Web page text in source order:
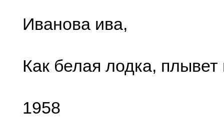
Иванова ива,
Как белая лодка,
1958